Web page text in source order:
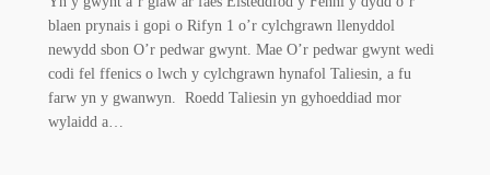
blaen prynais i gopi o Rifyn 1 o’r cylchgrawn llenyddol
newydd sbon O’r pedwar gwynt. Mae O’r pedwar gwynt wedi
codi fel ffenics o lwch y cylchgrawn hynafol Taliesin, a fu
farw yn y gwanwyn. Roedd Taliesin yn gyhoeddiad mor
wylaidd a…